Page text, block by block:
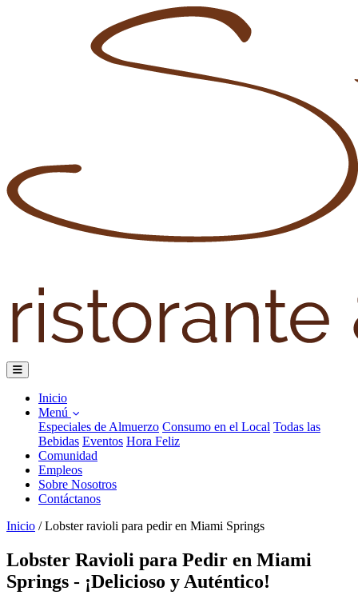
Inicio
Menú
Especiales de Almuerzo Consumo en el Local Todas las
Bebidas Eventos Hora Feliz
Comunidad
Empleos
Sobre Nosotros
Contáctanos
Inicio / Lobster ravioli para pedir en Miami Springs
Lobster Ravioli para Pedir en Miami
Springs - ¡Delicioso y Auténtico!